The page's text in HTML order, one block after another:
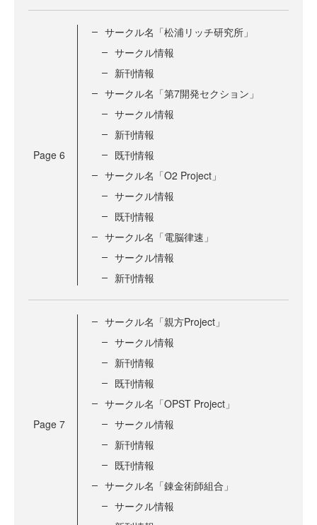
Page 6
サークル名「松浦リッチ研究所」
サークル情報
新刊情報
サークル名「第7開発セクション」
サークル情報
新刊情報
既刊情報
サークル名「O2 Project」
サークル情報
既刊情報
サークル名「電脳律速」
サークル情報
新刊情報
Page 7
サークル名「親方Project」
サークル情報
新刊情報
既刊情報
サークル名「OPST Project」
サークル情報
新刊情報
既刊情報
サークル名「錬金術師組合」
サークル情報